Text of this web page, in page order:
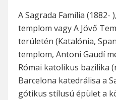
A Sagrada Família (1882-
templom vagy A Jövő
területén (Katalónia,
templom, Antoni Gaudí
Római katolikus bazilika
Barcelona katedrálisa a
gótikus stílusú épület a